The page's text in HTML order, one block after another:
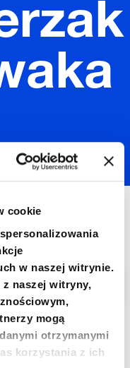
cookie
w naszej witrynie.
naszej witryny,
mogą
otrzymanymi
korzystania z ich